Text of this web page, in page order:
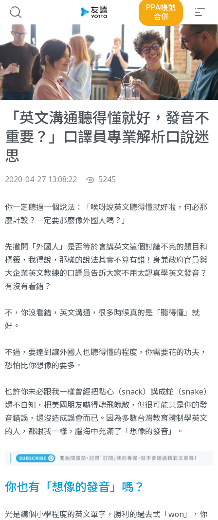
PPA帳號
合併
「英文溝通聽得懂就好，發音不
重要？」口譯員專業解析口說迷
思
2020-04-27 13:08:22 5245
你一定聽過一個說法：「唉呀說英文聽得懂就好啦，何必那
麼計較？一定要那麼像外國人嗎？」
先撇開「外國人」是否等於會講英文這個討論不完的題目和
標籤，我得說，那樣的說法其實不算有錯！身兼政府官員與
大企業英文教練的口譯員告訴大家不用太認真學英文發音？
有沒有看錯？
不，你沒看錯，英文溝通，很多時候真的是「聽得懂」就
好。
不過，要達到讓外國人也聽得懂的程度，你需要花的功夫，
恐怕比你想像的要多。
也許你未必跟我一樣曾經把點心（snack）講成蛇（snake）
還不自知，把美國朋友嚇得魂飛魄散，但很可能只是你的發
音錯誤，還沒造成誤會而已。因為多數台灣教育體制學英文
的人，都跟我一樣，腦海中充滿了「想像的發音」。
你也有「想像的發音」嗎？
光是講個小學程度的英文單字，勝利的過去式「won」，你